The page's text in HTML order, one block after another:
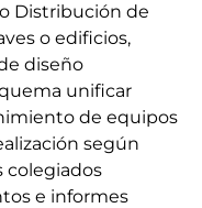
Distribución de
o edificios,
diseño
unificar
de equipos
según
colegiados
e informes